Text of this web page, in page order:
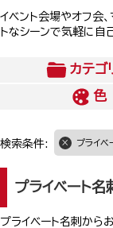
イベント会場やオフ会
トなシーンで気軽に自
カテゴ
色
検索条件: プライベ
プライベート名
プライベート名刺から